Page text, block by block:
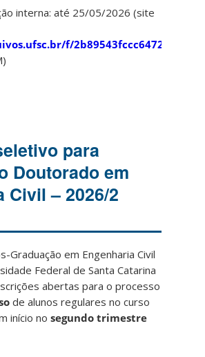
interna: até 25/05/2026 (site
f/2b89543fccc6472ab06e/
para
Doutorado em
Civil – 2026/2
Graduação em Engenharia Civil
Federal de Santa Catarina
abertas para o processo
de alunos regulares no curso
início nosegundo trimestre